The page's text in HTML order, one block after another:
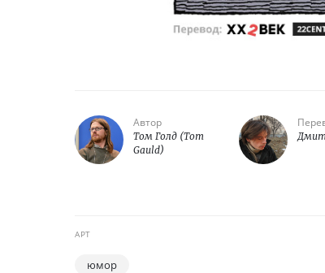
Автор
Том Голд (Tom
Gauld)
АРТ
юмор